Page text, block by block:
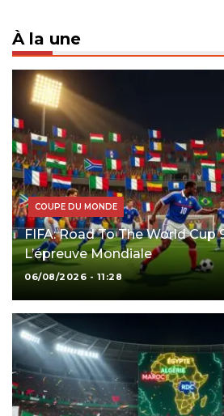
À la une
COUPE DU MONDE
FIFA: Road To The World Cup
L’épreuve Mondiale
06/08/2026 - 11:28